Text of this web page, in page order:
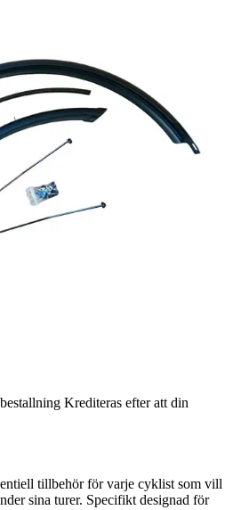
Krediteras efter att din
tillbehör för varje cyklist som vill
sina turer. Specifikt designad för